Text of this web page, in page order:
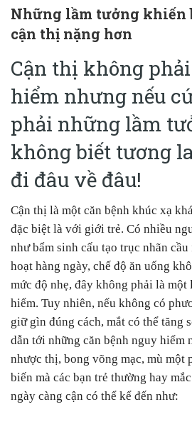
Những lầm tưởng khiến
cận thị nặng hơn
Cận thị không
hiểm nhưng nếu
phải những lầm
không biết tương
đi đâu về đâu!
Cận thị là một căn bệnh khúc xạ
đặc biệt là với giới trẻ. Có nhiều
như bẩm sinh cấu tạo trục nhãn
hoạt hàng ngày, chế độ ăn uống
mức độ nhẹ, đây không phải là một
hiểm. Tuy nhiên, nếu không có
giữ gìn đúng cách, mắt có thể tăng
dẫn tới những căn bệnh nguy hiểm
nhược thị, bong võng mạc, mù một
biến mà các bạn trẻ thường hay
ngày càng cận có thể kể đến như: